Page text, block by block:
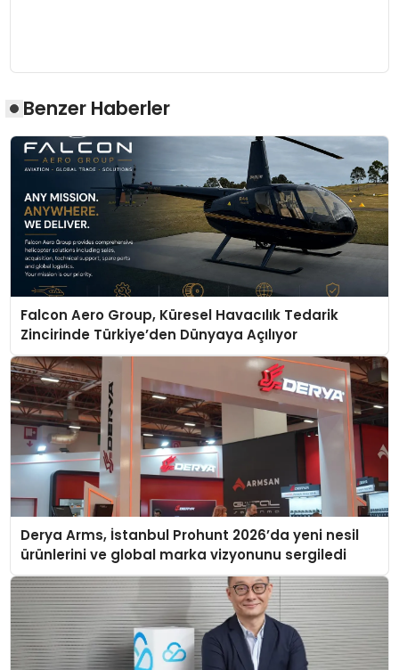
Benzer Haberler
Falcon Aero Group, Küresel Havacılık Tedarik
Zincirinde Türkiye’den Dünyaya Açılıyor
Derya Arms, İstanbul Prohunt 2026’da yeni nesil
ürünlerini ve global marka vizyonunu sergiledi